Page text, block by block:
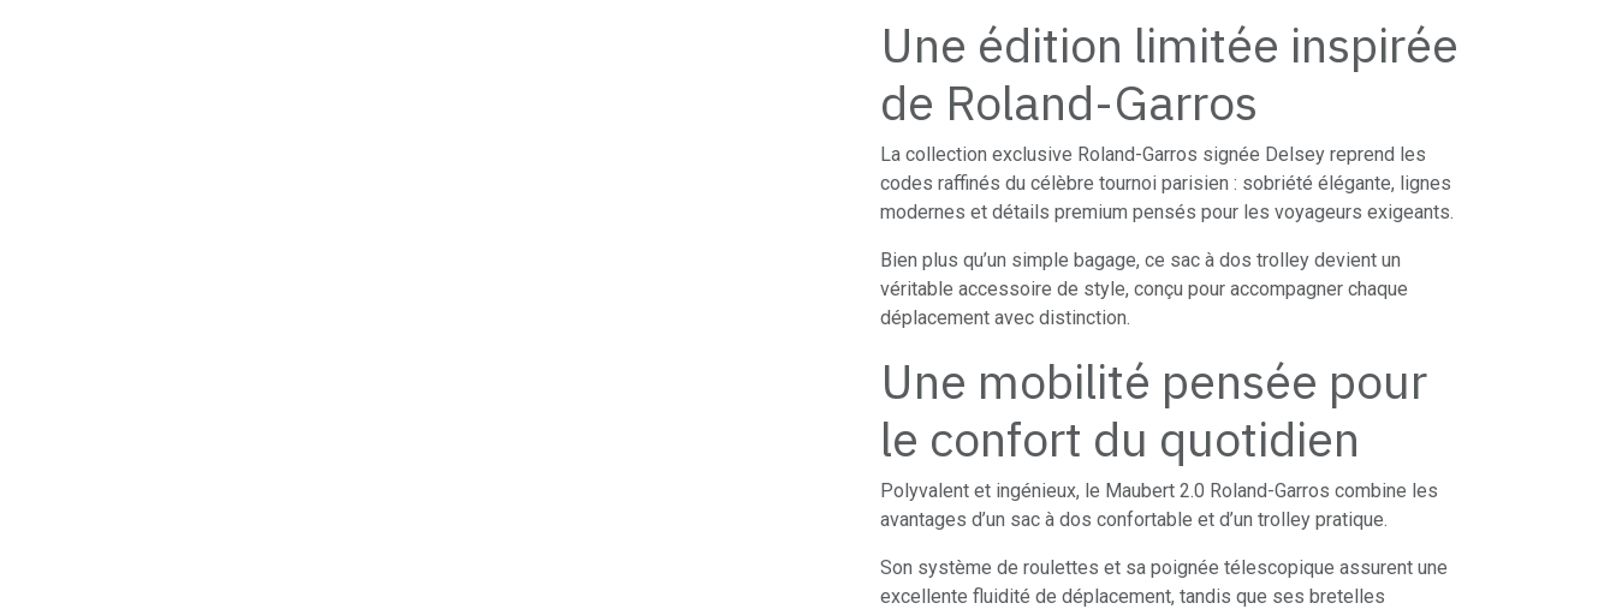
Une édition limitée inspirée
de Roland-Garros
La collection exclusive Roland-Garros signée Delsey reprend les
codes raffinés du célèbre tournoi parisien : sobriété élégante, lignes
modernes et détails premium pensés pour les voyageurs exigeants.
Bien plus qu’un simple bagage, ce sac à dos trolley devient un
véritable accessoire de style, conçu pour accompagner chaque
déplacement avec distinction.
Une mobilité pensée pour
le confort du quotidien
Polyvalent et ingénieux, le Maubert 2.0 Roland-Garros combine les
avantages d’un sac à dos confortable et d’un trolley pratique.
Son système de roulettes et sa poignée télescopique assurent une
excellente fluidité de déplacement, tandis que ses bretelles